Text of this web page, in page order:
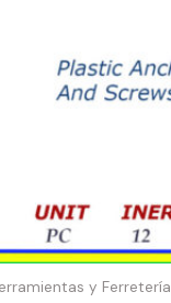
y Ferretería